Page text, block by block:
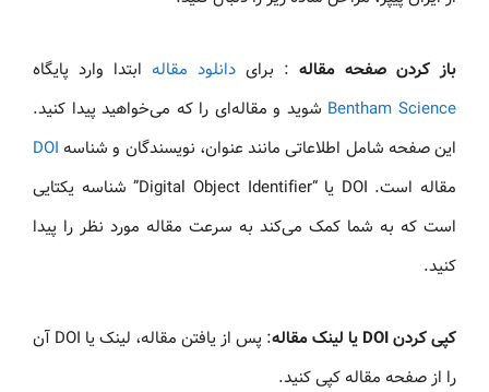
باز کردن صفحه مقاله : برای دانلود مقاله ابتدا وارد پایگاه
Bentham Science شوید و مقاله‌ای را که می‌خواهید پیدا کنید.
این صفحه شامل اطلاعاتی مانند عنوان، نویسندگان و شناسه DOI
مقاله است. DOI یا “Digital Object Identifier” شناسه یکتایی
است که به شما کمک می‌کند به سرعت مقاله مورد نظر را پیدا
کنید.
کپی کردن DOI یا لینک مقاله
: پس از یافتن مقاله، لینک یا DOI آن
را از صفحه مقاله کپی کنید.